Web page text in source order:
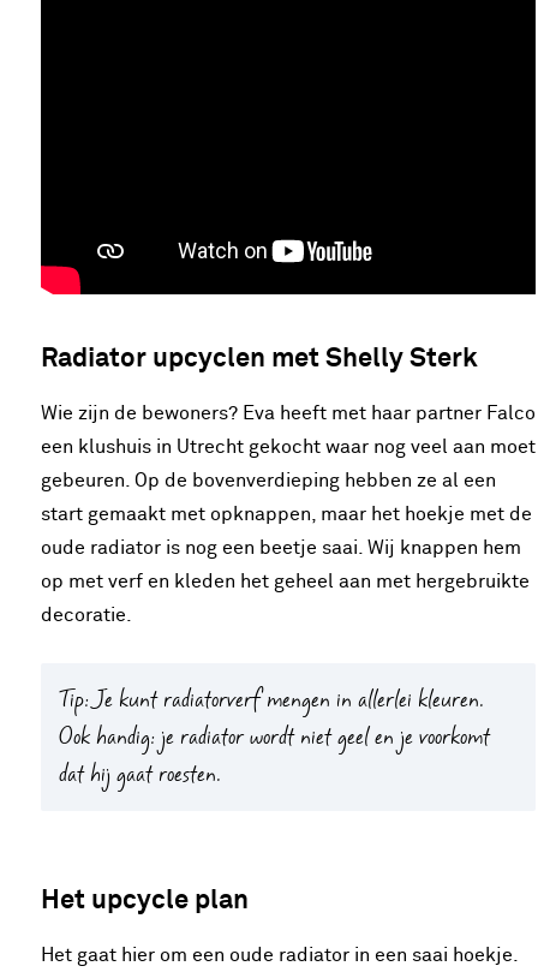
Radiator upcyclen met Shelly Sterk
Wie zijn de bewoners? Eva heeft met haar partner Falco
een klushuis in Utrecht gekocht waar nog veel aan moet
gebeuren. Op de bovenverdieping hebben ze al een
start gemaakt met opknappen, maar het hoekje met de
oude radiator is nog een beetje saai. Wij knappen hem
op met verf en kleden het geheel aan met hergebruikte
decoratie.
Tip:Je kunt radiatorverf mengen in allerlei kleuren.
Ook handig: je radiator wordt niet geel en je voorkomt
dat hij gaat roesten.
Het upcycle plan
Het gaat hier om een oude radiator in een saai hoekje.